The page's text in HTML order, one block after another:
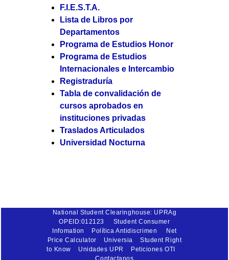
F.I.E.S.T.A.
Lista de Libros por
Departamentos
Programa de Estudios Honor
Programa de Estudios
Internacionales e Intercambio
Registraduría
Tabla de convalidación de
cursos aprobados en
instituciones privadas
Traslados Articulados
Universidad Nocturna
National Student Clearinghouse: UPRAg
OPEID:012123
Student Consumer
Infomation
Política Antidiscrimen
Net
Price Calculator
Universia
Student Right
to Know
Unidades UPR
Peticiones OTI
Contactanos